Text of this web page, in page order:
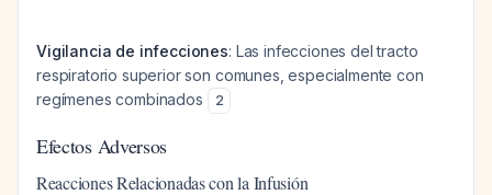
Vigilancia de infecciones: Las infecciones del tracto
respiratorio superior son comunes, especialmente con
regímenes combinados
2
Efectos Adversos
Reacciones Relacionadas con la Infusión